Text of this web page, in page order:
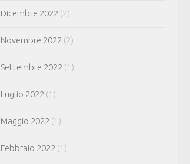
Dicembre 2022 (2)
Novembre 2022 (2)
Settembre 2022 (1)
Luglio 2022 (1)
Maggio 2022 (1)
Febbraio 2022 (1)